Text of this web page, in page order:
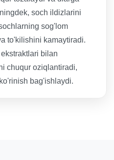
soch ildizlarini
sog'lom
to'kilishini kamaytiradi.
bilan
chuqur oziqlantiradi,
bag'ishlaydi.